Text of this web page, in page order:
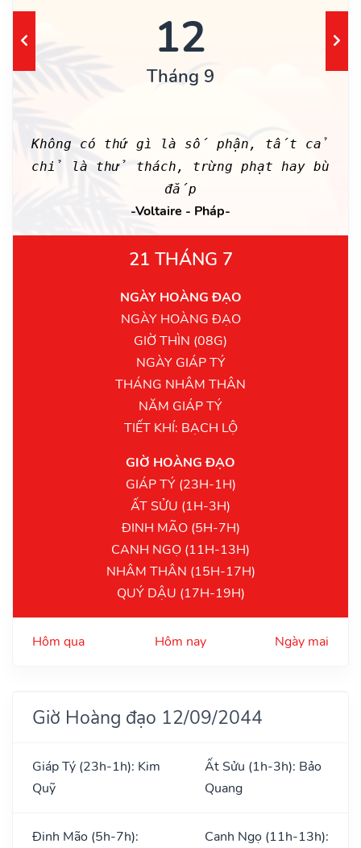
12
Tháng 9
Không có thứ gì là số phận, tất cả
chỉ là thử thách, trừng phạt hay bù
đắp
-Voltaire - Pháp-
21 THÁNG 7
NGÀY HOÀNG ĐẠO
NGÀY HOÀNG ĐẠO
GIỜ THÌN (08G)
NGÀY GIÁP TÝ
THÁNG NHÂM THÂN
NĂM GIÁP TÝ
TIẾT KHÍ: BẠCH LỘ
GIỜ HOÀNG ĐẠO
GIÁP TÝ (23H-1H)
ẤT SỬU (1H-3H)
ĐINH MÃO (5H-7H)
CANH NGỌ (11H-13H)
NHÂM THÂN (15H-17H)
QUÝ DẬU (17H-19H)
Hôm qua Hôm nay Ngày mai
Giờ Hoàng đạo 12/09/2044
Giáp Tý (23h-1h): Kim
Quỹ
Ất Sửu (1h-3h): Bảo
Quang
Đinh Mão (5h-7h):
Canh Ngọ (11h-13h):